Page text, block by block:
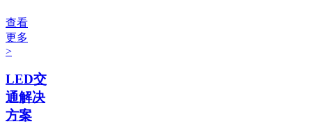
查看
更多
>
LED交
通解决
方案